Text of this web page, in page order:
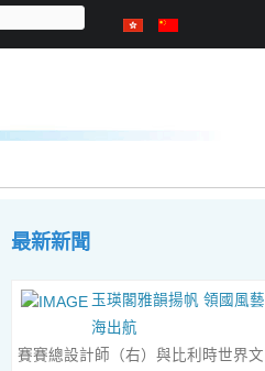
最新新聞
玉瑛閣雅韻揚帆 領國風藝
海出航
賽賽總設計師（右）與比利時世界文